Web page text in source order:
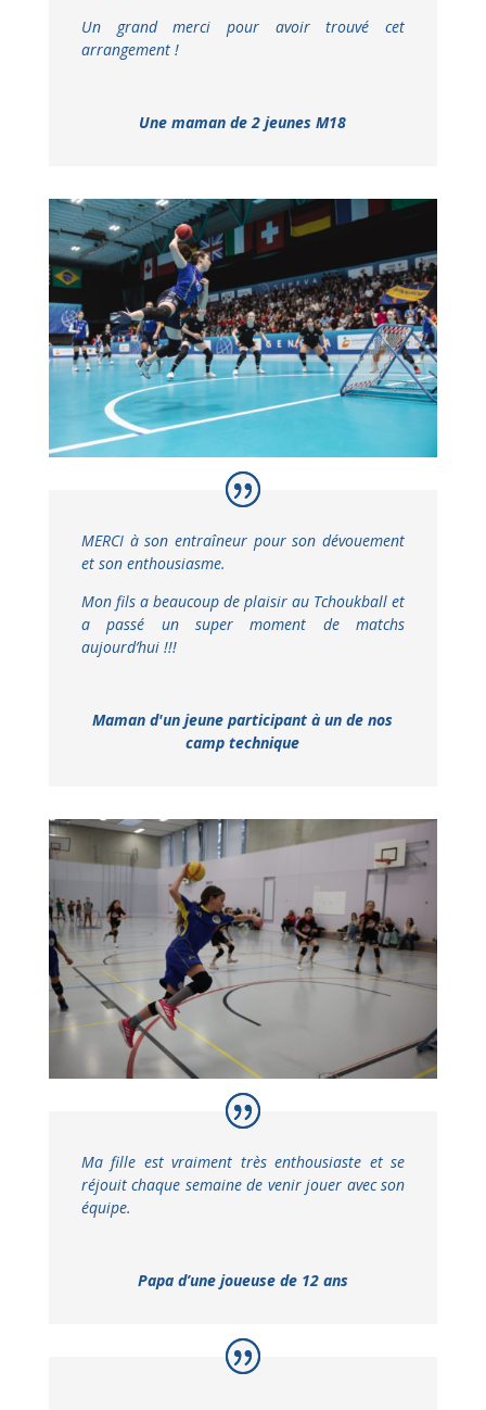
Un grand merci pour avoir trouvé cet
arrangement !
Une maman de 2 jeunes M18
MERCI à son entraîneur pour son dévouement
et son enthousiasme.
Mon fils a beaucoup de plaisir au Tchoukball et
a passé un super moment de matchs
aujourd’hui !!!
Maman d'un jeune participant à un de nos
camp technique
Ma fille est vraiment très enthousiaste et se
réjouit chaque semaine de venir jouer avec son
équipe.
Papa d’une joueuse de 12 ans